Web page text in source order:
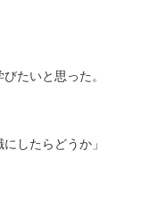
たいと思った。
したらどうか」